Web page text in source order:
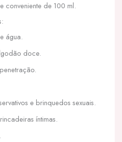
conveniente de 100 ml.
água.
doce.
e brinquedos sexuais.
íntimas.